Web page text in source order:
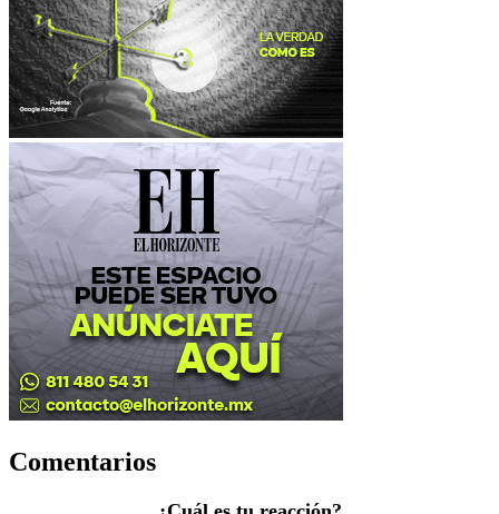
Comentarios